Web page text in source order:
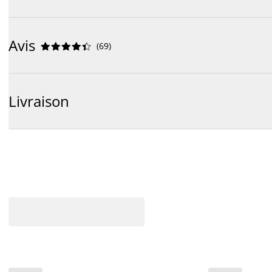
Avis 




 (69)
Livraison